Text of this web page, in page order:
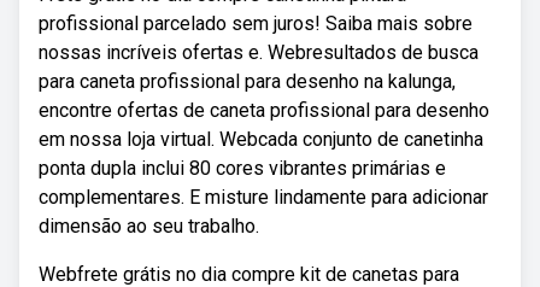
profissional parcelado sem juros! Saiba mais sobre
nossas incríveis ofertas e. Webresultados de busca
para caneta profissional para desenho na kalunga,
encontre ofertas de caneta profissional para desenho
em nossa loja virtual. Webcada conjunto de canetinha
ponta dupla inclui 80 cores vibrantes primárias e
complementares. E misture lindamente para adicionar
dimensão ao seu trabalho.
Webfrete grátis no dia compre kit de canetas para